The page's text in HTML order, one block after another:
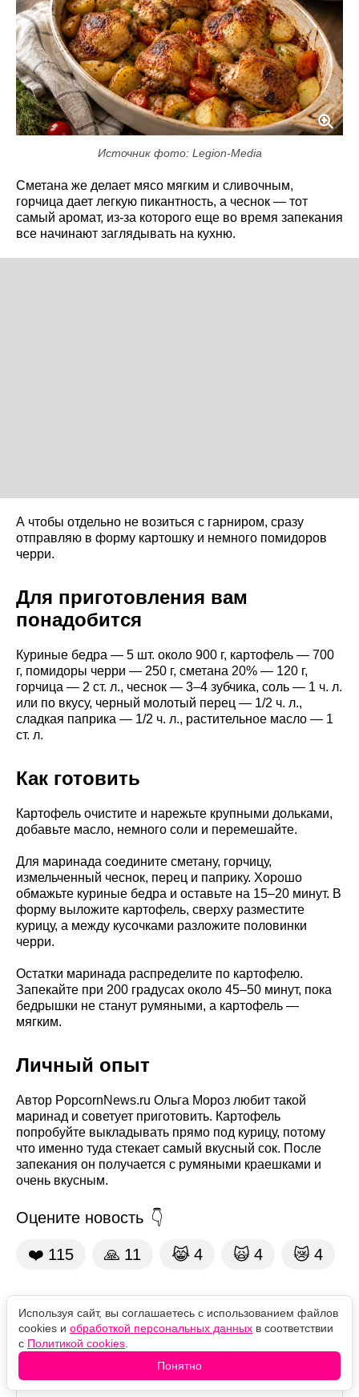
Источник фото: Legion-Media
Сметана же делает мясо мягким и сливочным,
горчица дает легкую пикантность, а чеснок — тот
самый аромат, из-за которого еще во время запекания
все начинают заглядывать на кухню.
А чтобы отдельно не возиться с гарниром, сразу
отправляю в форму картошку и немного помидоров
черри.
Для приготовления вам
понадобится
Куриные бедра — 5 шт. около 900 г, картофель — 700
г, помидоры черри — 250 г, сметана 20% — 120 г,
горчица — 2 ст. л., чеснок — 3–4 зубчика, соль — 1 ч. л.
или по вкусу, черный молотый перец — 1/2 ч. л.,
сладкая паприка — 1/2 ч. л., растительное масло — 1
ст. л.
Как готовить
Картофель очистите и нарежьте крупными дольками,
добавьте масло, немного соли и перемешайте.
Для маринада соедините сметану, горчицу,
измельченный чеснок, перец и паприку. Хорошо
обмажьте куриные бедра и оставьте на 15–20 минут. В
форму выложите картофель, сверху разместите
курицу, а между кусочками разложите половинки
черри.
Остатки маринада распределите по картофелю.
Запекайте при 200 градусах около 45–50 минут, пока
бедрышки не станут румяными, а картофель —
мягким.
Личный опыт
Автор PopcornNews.ru Ольга Мороз любит такой
маринад и советует приготовить. Картофель
попробуйте выкладывать прямо под курицу, потому
что именно туда стекает самый вкусный сок. После
запекания он получается с румяными краешками и
очень вкусным.
Оцените новость
❤️ 115 🙏 11 😹 4 🙀 4 😿 4
Комментарии
Используя сайт, вы соглашаетесь с использованием файлов
cookies и обработкой персональных данных в соответствии
с Политикой cookies
Понятно